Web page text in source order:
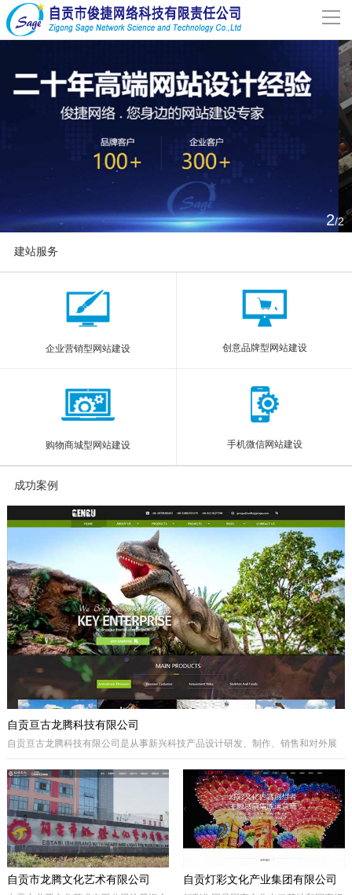
导
关于我们
解决方案
新闻动态
2/2
建站服务
企业营销型网站建设 创意品牌型网站建设
购物商城型网站建设 手机微信网站建设
成功案例
More
自贡亘古龙腾科技有限公司
自贡亘古龙腾科技有限公司是从事新兴科技产品设计研发、制作、销售和对外展
架、仿真远古植物、埋藏挖掘现场和行走恐龙服等仿真产品，现已成为行业内的
领军企业。
自贡灯彩文化产业集团有限公司
自贡市龙腾文化艺术有限公司